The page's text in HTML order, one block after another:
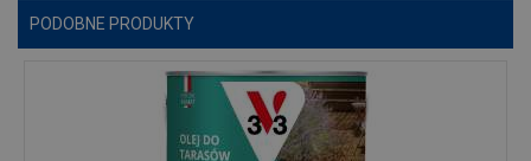
PODOBNE PRODUKTY